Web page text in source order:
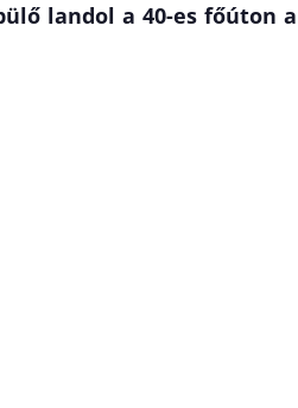
landol a 40-es főúton a